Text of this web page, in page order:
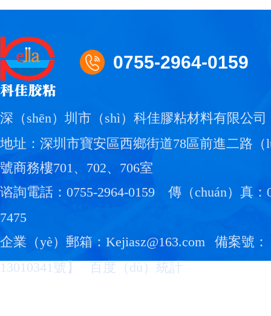
0755-2964-0159
深（shēn）圳市（shì）科佳膠粘材料有限公司
地址：深圳市寶安區西鄉街道78區前進二路（
號商務樓701、702、706室
谘詢電話：0755-2964-0159
傳（chuán）真：
7475
企業（yè）郵箱：Kejiasz@163.com
備案號：
13010341號 】 百度（dù）統計